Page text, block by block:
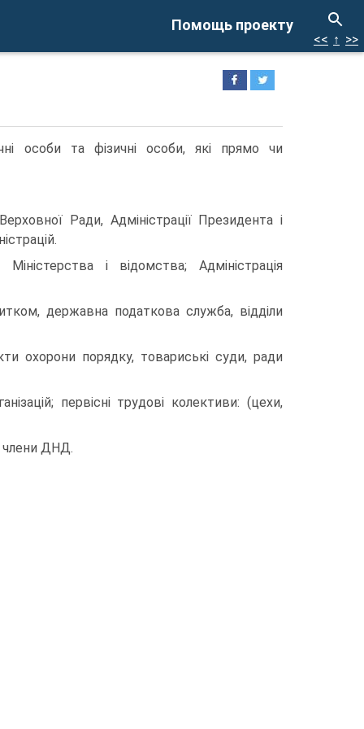
Помощь проекту
<< ↑ >>
особи та фізичні особи, які прямо чи
Ради, Адміністрації Президента і
і відомства; Адміністрація
державна податкова служба, відділи
охорони порядку, товариські суди, ради
первісні трудові колективи: (цехи,
члени ДНД.